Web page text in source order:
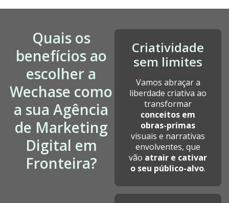
Quais os
benefícios ao
escolher a
Wechase como
a sua Agência
de Marketing
Digital em
Fronteira?
Criatividade
sem limites
Vamos abraçar a
liberdade criativa ao
transformar
conceitos em
obras-primas
visuais e narrativas
envolventes, que
vão atrair e cativar
o seu público-alvo.